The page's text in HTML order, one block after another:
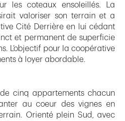
les coteaux ensoleillés. La
valoriser son terrain et a
Cité Derrière en lui cédant
et permanent de superficie
L’objectif pour la coopérative
à loyer abordable.
cinq appartements chacun
au coeur des vignes en
Orienté plein Sud, avec